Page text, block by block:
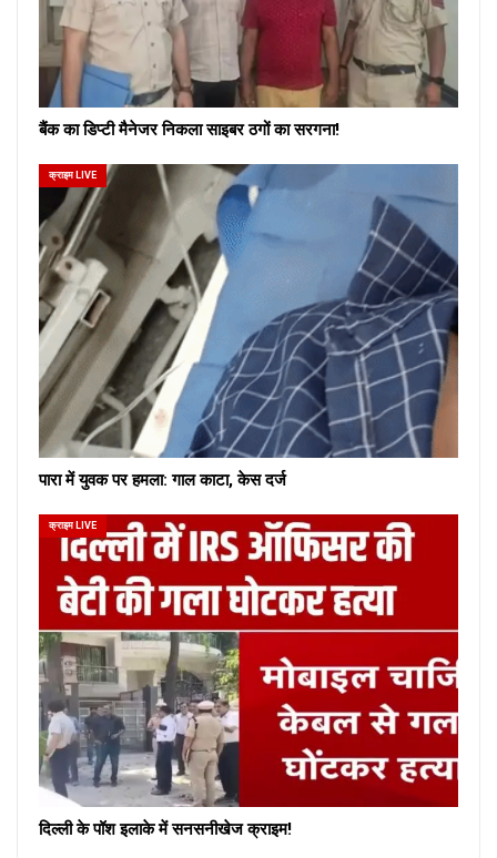
बैंक का डिप्टी मैनेजर निकला साइबर ठगों का सरगना!
क्राइम LIVE
पारा में युवक पर हमला: गाल काटा, केस दर्ज
क्राइम LIVE
दिल्ली के पॉश इलाके में सनसनीखेज क्राइम!